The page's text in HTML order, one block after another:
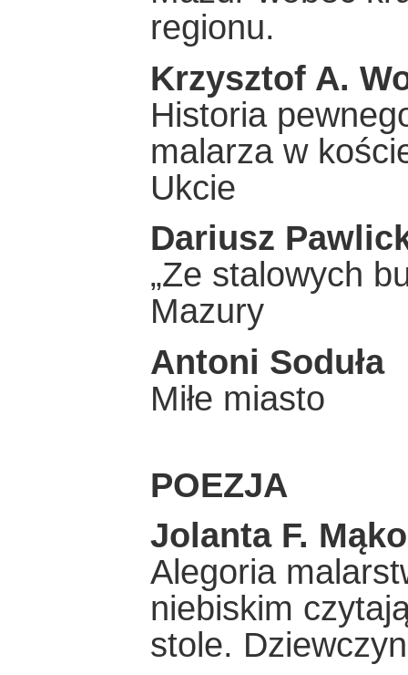
regionu.
Krzysztof A.
Historia
malarza w
Ukcie
Dariusz
„Ze stalowych
Mazury
Antoni Soduła
Miłe miasto
POEZJA
Jolanta F.
Alegoria
niebiskim
stole.